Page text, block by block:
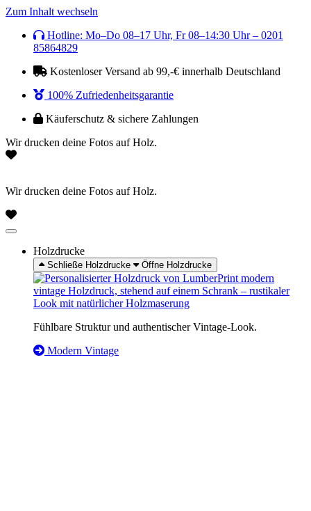
Zum Inhalt wechseln
Hotline: Mo–Do 08–17 Uhr, Fr 08–14:30 Uhr – 0201
85864829
Kostenloser Versand ab 99,-€ innerhalb Deutschland
100% Zufriedenheitsgarantie
Käuferschutz & sichere Zahlungen
Wir drucken deine Fotos auf Holz.
Wir drucken deine Fotos auf Holz.
Holzdrucke
Schließe Holzdrucke Öffne Holzdrucke
Fühlbare Struktur und authentischer Vintage-Look.
Modern Vintage